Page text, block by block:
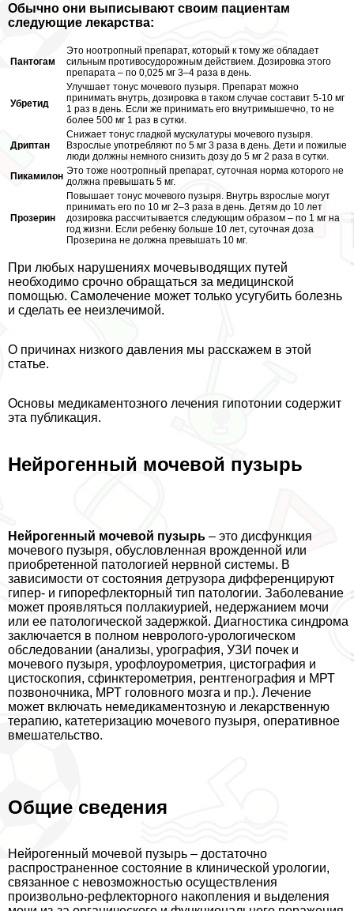
Обычно они выписывают своим пациентам
следующие лекарства:
Пантогам
Это ноотропный препарат, который к тому же обладает
сильным противосудорожным действием. Дозировка этого
препарата – по 0,025 мг 3–4 раза в день.
Убретид
Улучшает тонус мочевого пузыря. Препарат можно
принимать внутрь, дозировка в таком случае составит 5-10 мг
1 раз в день. Если же принимать его внутримышечно, то не
более 500 мг 1 раз в сутки.
Дриптан
Снижает тонус гладкой мускулатуры мочевого пузыря.
Взрослые употрeбляют по 5 мг 3 раза в день. Дети и пожилые
люди должны немного снизить дозу до 5 мг 2 раза в сутки.
Пикамилон Это тоже ноотропный препарат, суточная норма которого не
должна превышать 5 мг.
Прозерин
Повышает тонус мочевого пузыря. Внутрь взрослые могут
принимать его по 10 мг 2–3 раза в день. Детям до 10 лет
дозировка рассчитывается следующим образом – по 1 мг на
год жизни. Если ребенку больше 10 лет, суточная доза
Прозерина не должна превышать 10 мг.
При любых нарушениях мочевыводящих путей
необходимо срочно обращаться за медицинской
помощью. Самолечение может только усугубить болезнь
и сделать ее неизлечимой.
О причинах низкого давления мы расскажем в этой
статье.
Основы медикаментозного лечения гипотонии содержит
эта публикация.
Нейрогенный мочевой пузырь
Нейрогенный мочевой пузырь – это дисфункция
мочевого пузыря, обусловленная врожденной или
приобретенной патологией нервной системы. В
зависимости от состояния детрузора дифференцируют
гипер- и гипорефлекторный тип патологии. Заболевание
может проявляться поллакиурией, недержанием мочи
или ее патологической задержкой. Диагностика синдрома
заключается в полном невролого-урологическом
обследовании (анализы, урография, УЗИ почек и
мочевого пузыря, урофлоурометрия, цистография и
цистоскопия, сфинктерометрия, рентгенография и МРТ
позвоночника, МРТ головного мозга и пр.). Лечение
может включать немедикаментозную и лекарственную
терапию, катетеризацию мочевого пузыря, оперативное
вмешательство.
Общие сведения
Нейрогенный мочевой пузырь – достаточно
распространенное состояние в клинической урологии,
связанное с невозможностью осуществления
произвольно-рефлекторного накопления и выделения